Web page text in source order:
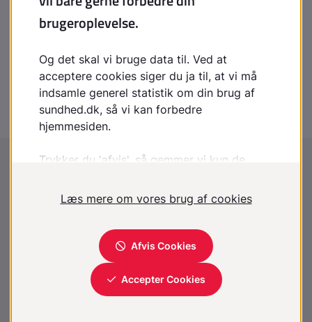
Tryksår, forebyggelse
Urininkontinens hos ældre